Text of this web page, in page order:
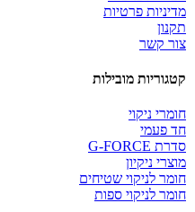
מדיניות פרטיות
תקנון
צור קשר
קטגוריות מובילות
חומרי ניקוי
חד פעמי
סדרת G-FORCE
מוצרי ניקיון
חומר לניקוי שטיחים
חומר לניקוי ספות